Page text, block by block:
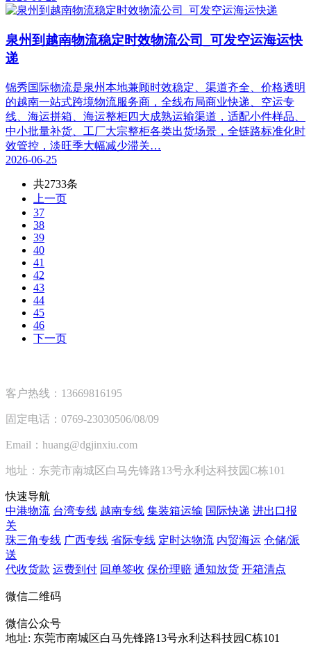
泉州到越南物流稳定时效物流公司_可发空运海运快
递
锦秀国际物流是泉州本地兼顾时效稳定、渠道齐全、价格透明
的越南一站式跨境物流服务商，全线布局商业快递、空运专
线、海运拼箱、海运整柜四大成熟运输渠道，适配小件样品、
中小批量补货、工厂大宗整柜各类出货场景，全链路标准化时
效管控，淡旺季大幅减少滞关…
2026-06-25
共2733条
上一页
37
38
39
40
41
42
43
44
45
46
下一页
客户热线：13669816195
固定电话：0769-23030506/08/09
Email：huang@dgjinxiu.com
地址：东莞市南城区白马先锋路13号永利达科技园C栋101
快速导航
中港物流 台湾专线 越南专线 集装箱运输 国际快递 进出口报
关
珠三角专线 广西专线 省际专线 定时达物流 内贸海运 仓储/派
送
代收货款 运费到付 回单签收 保价理赔 通知放货 开箱清点
微信二维码
微信公众号
地址: 东莞市南城区白马先锋路13号永利达科技园C栋101